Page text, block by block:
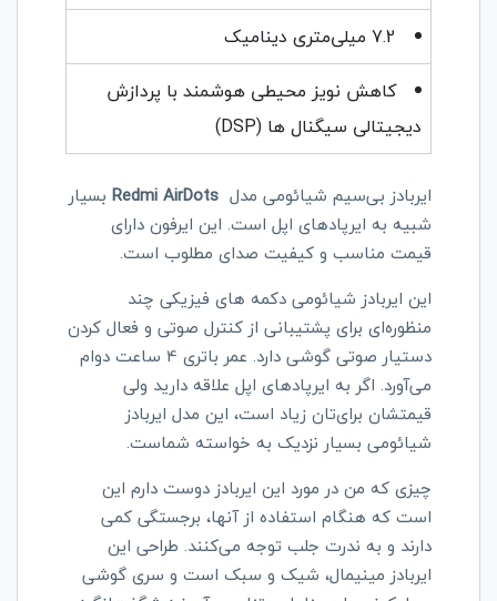
7.2 میلی‌متری دینامیک
کاهش نویز محیطی هوشمند با پردازش
دیجیتالی سیگنال ها (DSP
)
ایربادز بی‌سیم شیائومی مدل Redmi AirDotsبسیار
شبیه به ایرپادهای اپل است. این ایرفون دارای
قیمت مناسب و کیفیت صدای مطلوب است.
این ایربادز شیائومی دکمه های فیزیکی چند
منظوره‌ای برای پشتیبانی از کنترل صوتی و فعال کردن
دستیار صوتی گوشی دارد. عمر باتری 4 ساعت دوام
می‌آورد. اگر به ایرپادهای اپل علاقه دارید ولی
قیمتشان برای‌تان زیاد است، این مدل ایربادز
شیائومی بسیار نزدیک به خواسته شماست.
چیزی که من در مورد این ایربادز دوست دارم این
است که هنگام استفاده از آنها، برجستگی کمی
دارند و به ندرت جلب توجه می‌کنند. طراحی این
ایربادز مینیمال، شیک و سبک است و سری گوشی